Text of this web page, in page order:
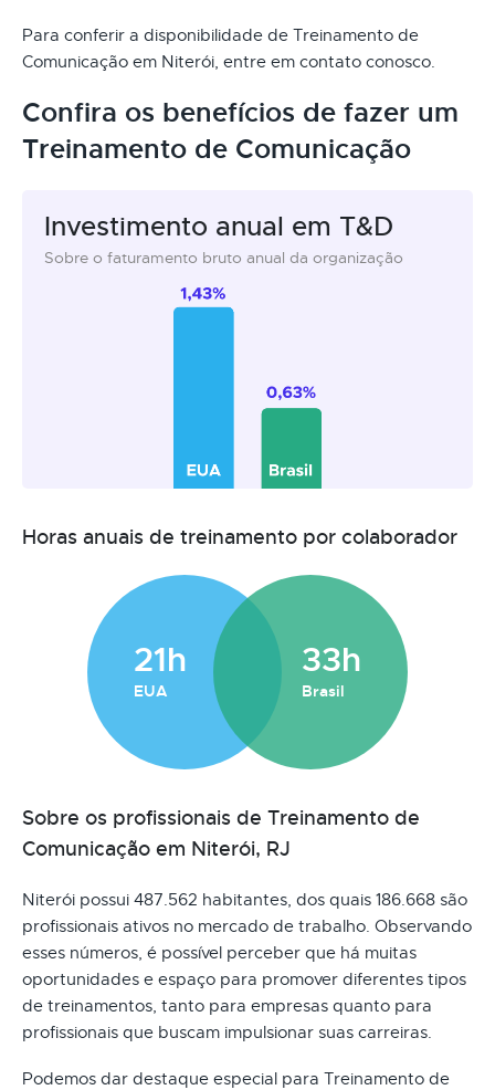
Para conferir a disponibilidade de Treinamento de
Comunicação em Niterói, entre em contato conosco.
Confira os benefícios de fazer um
Treinamento de Comunicação
Investimento anual em T&D
Sobre o faturamento bruto anual da organização
Horas anuais de treinamento por colaborador
21h
EUA
33h
Brasil
Sobre os profissionais de Treinamento de
Comunicação em Niterói, RJ
Niterói possui 487.562 habitantes, dos quais 186.668 são
profissionais ativos no mercado de trabalho. Observando
esses números, é possível perceber que há muitas
oportunidades e espaço para promover diferentes tipos
de treinamentos, tanto para empresas quanto para
profissionais que buscam impulsionar suas carreiras.
Podemos dar destaque especial para Treinamento de